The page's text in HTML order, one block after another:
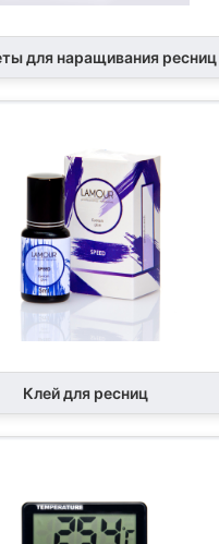
для наращивания ресниц
Клей для ресниц